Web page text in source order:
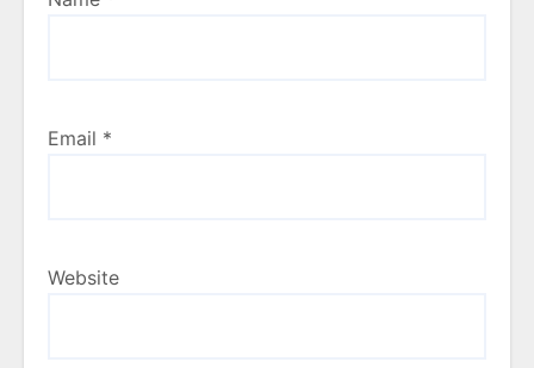
Email *
Website